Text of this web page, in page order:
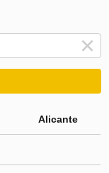
Alicante